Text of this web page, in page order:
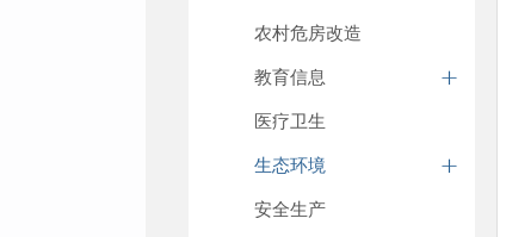
农村危房改造
教育信息
医疗卫生
生态环境
安全生产